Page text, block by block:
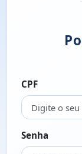
CPF
Senha